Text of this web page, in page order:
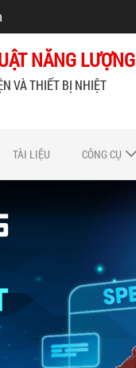
NĂNG LƯỢNG
VÀ THIẾT BỊ NHIỆT
TÀI LIỆU CÔNG CỤ